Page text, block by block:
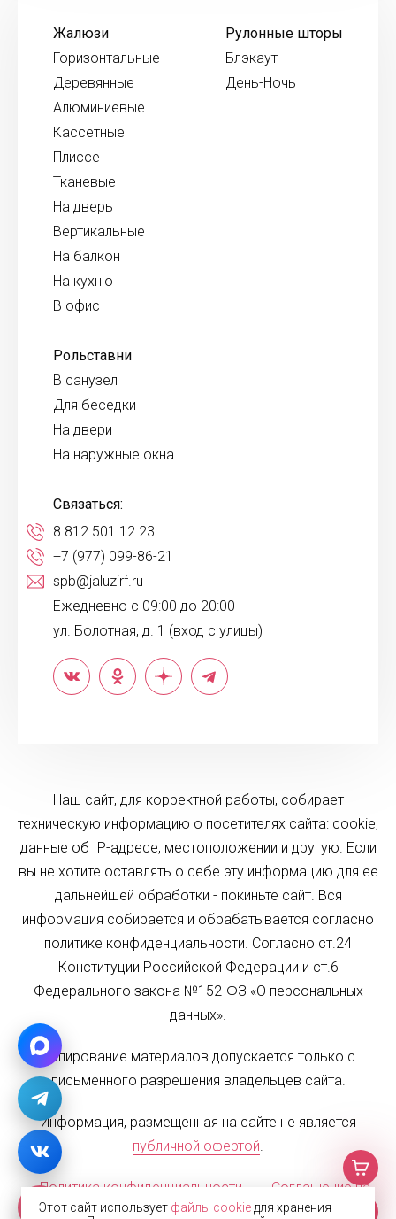
Жалюзи
Горизонтальные
Деревянные
Алюминиевые
Кассетные
Плиссе
Тканевые
На дверь
Вертикальные
На балкон
На кухню
В офис
Рулонные шторы
Блэкаут
День-Ночь
Рольставни
В санузел
Для беседки
На двери
На наружные окна
Связаться:
8 812 501 12 23
+7 (977) 099-86-21
spb@jaluzirf.ru
Ежедневно с 09:00 до 20:00
ул. Болотная, д. 1 (вход с улицы)
Наш сайт, для корректной работы, собирает
техническую информацию о посетителях сайта: cookie,
данные об IP-адресе, местоположении и другую. Если
вы не хотите оставлять о себе эту информацию для ее
дальнейшей обработки - покиньте сайт. Вся
информация собирается и обрабатывается согласно
политике конфиденциальности. Согласно ст.24
Конституции Российской Федерации и ст.6
Федерального закона №152-ФЗ «О персональных
данных».
Копирование материалов допускается только с
письменного разрешения владельцев сайта.
Информация, размещенная на сайте не является
публичной офертой.
Политика конфиденциальности
Соглашение на
обработку персональных данных
Карта сайта
Этот сайт использует файлы cookie для хранения